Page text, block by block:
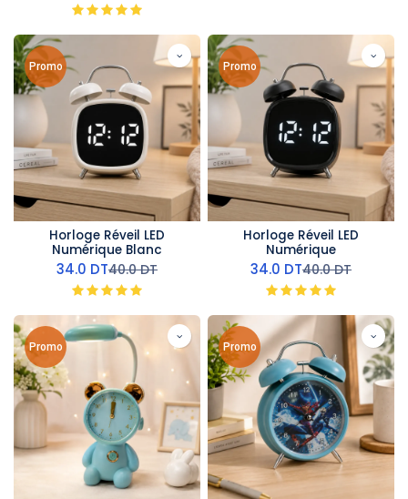
Promo
Horloge Réveil LED
Numérique Blanc
34.0 DT40.0DT
Promo
Horloge Réveil LED
Numérique
34.0 DT40.0DT
Promo Promo